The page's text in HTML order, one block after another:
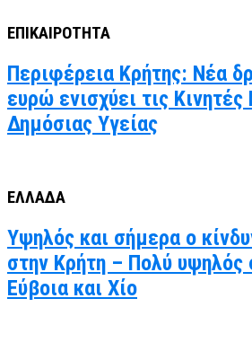
ΕΠΙΚΑΙΡΟΤΗΤΑ
Περιφέρεια Κρήτης: Νέα
ευρώ ενισχύει τις
Δημόσιας Υγείας
ΕΛΛΑΔΑ
Υψηλός και σήμερα ο
στην Κρήτη – Πολύ υψηλός
Εύβοια και Χίο